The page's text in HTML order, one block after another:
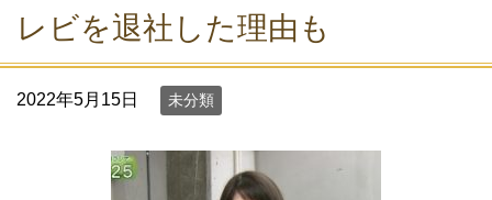
レビを退社した理由も
2022年5月15日 未分類